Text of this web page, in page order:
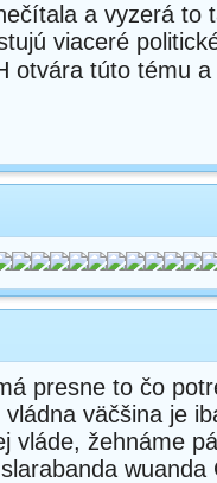
a vyzerá to
viaceré
otvára túto tému
presne to čo
väčšina je
vláde, žehnáme